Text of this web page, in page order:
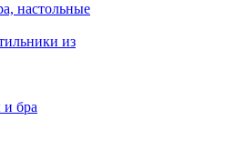
настольные
из
бра